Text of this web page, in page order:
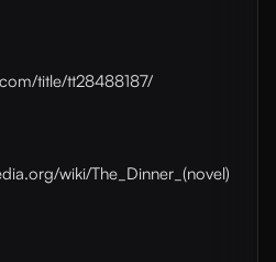
title/tt28488187/
wiki/The_Dinner_(novel)